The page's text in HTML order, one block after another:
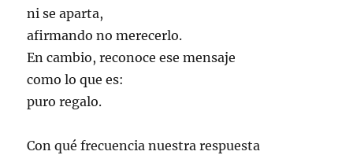
ni se aparta,
afirmando no merecerlo.
En cambio, reconoce ese mensaje
como lo que es:
puro regalo.
Con qué frecuencia nuestra respuesta